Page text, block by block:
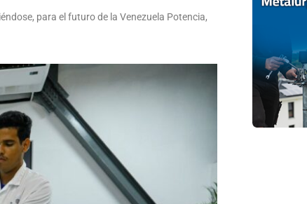
para el futuro de la Venezuela Potencia,